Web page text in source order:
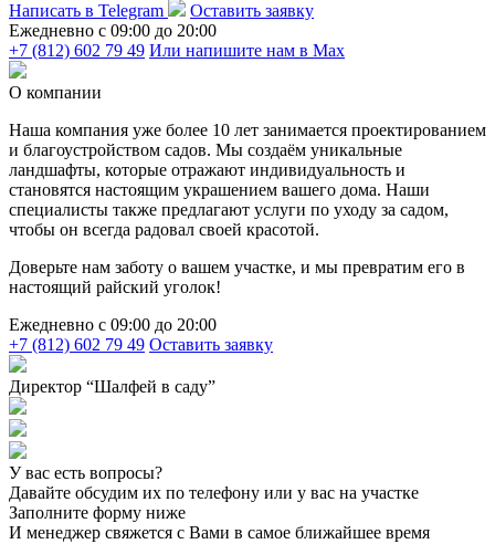
Написать в Telegram
Оставить заявку
Ежедневно c 09:00 до 20:00
+7 (812) 602 79 49 Или напишите нам в Max
О компании
Наша компания уже более 10 лет занимается проектированием
и благоустройством садов. Мы создаём уникальные
ландшафты, которые отражают индивидуальность и
становятся настоящим украшением вашего дома. Наши
специалисты также предлагают услуги по уходу за садом,
чтобы он всегда радовал своей красотой.
Доверьте нам заботу о вашем участке, и мы превратим его в
настоящий райский уголок!
Ежедневно c 09:00 до 20:00
+7 (812) 602 79 49 Оставить заявку
Директор “Шалфей в саду”
У вас есть вопросы?
Давайте обсудим их по телефону или у вас на участке
Заполните форму ниже
И менеджер свяжется с Вами в самое ближайшее время